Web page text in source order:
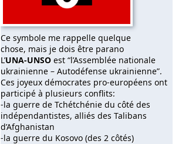
Ce symbole me rappelle quelque
chose, mais je dois être parano
L’UNA-UNSO est “l’Assemblée nationale
ukrainienne – Autodéfense ukrainienne”.
Ces joyeux démocrates pro-européens ont
participé à plusieurs conflits:
-la guerre de Tchétchénie du côté des
indépendantistes, alliés des Talibans
d’Afghanistan
-la guerre du Kosovo (des 2 côtés)